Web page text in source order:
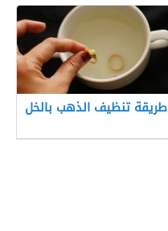
طريقة تنظيف الذهب بالخل